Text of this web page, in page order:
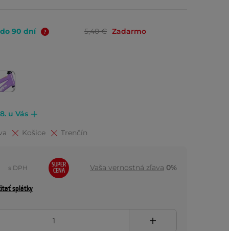
90 dní 5,40 € Zadarmo
u Vás
Košice Trenčín
s DPH
SUPER
CENA
Vaša vernostná zľava 0%
splátky